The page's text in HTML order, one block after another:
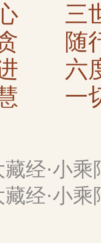
三世
随行
六度
一切
藏经·小
经·小